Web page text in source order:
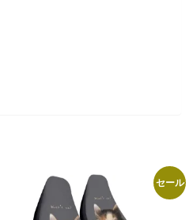
セール